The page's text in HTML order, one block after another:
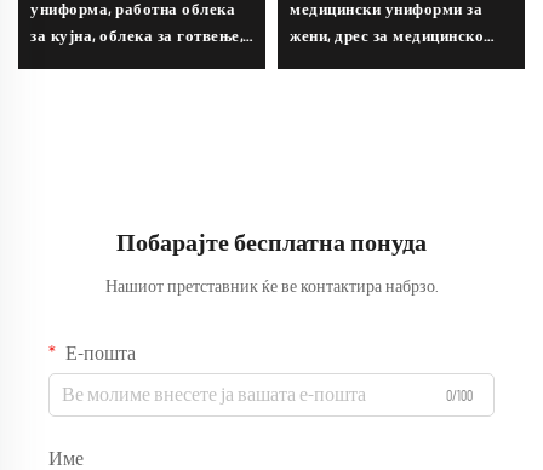
униформа, работна облека
за кујна, облека за готвење,
медицински униформи за
жени, дрес за медицинско
Побарајте бесплатна понуда
Нашиот претставник ќе ве контактира набрзо.
Е-пошта
0/100
Име